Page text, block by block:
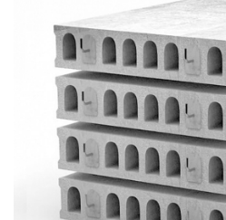
Кирпич
Плиты перекрытия
Сопутствующие товары
Тротуарная плитка
Сайдинг